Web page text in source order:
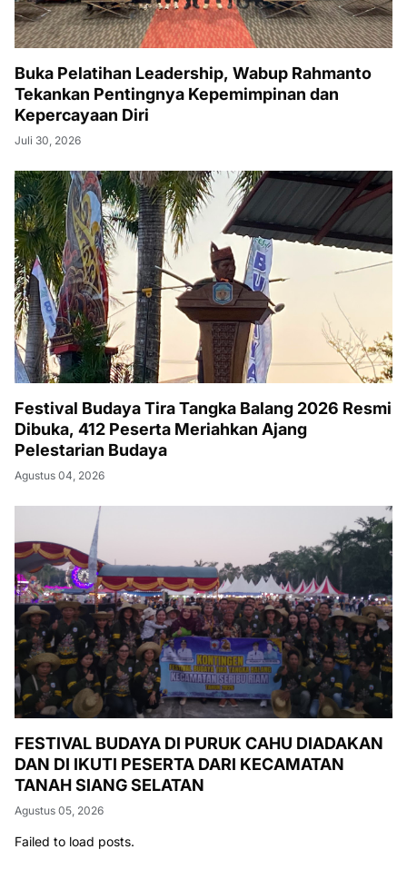
Buka Pelatihan Leadership, Wabup Rahmanto
Tekankan Pentingnya Kepemimpinan dan
Kepercayaan Diri
Juli 30, 2026
Festival Budaya Tira Tangka Balang 2026 Resmi
Dibuka, 412 Peserta Meriahkan Ajang
Pelestarian Budaya
Agustus 04, 2026
FESTIVAL BUDAYA DI PURUK CAHU DIADAKAN
DAN DI IKUTI PESERTA DARI KECAMATAN
TANAH SIANG SELATAN
Agustus 05, 2026
Failed to load posts.